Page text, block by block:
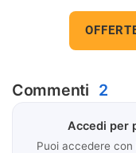
Commenti 2
Accedi per
Puoi accedere